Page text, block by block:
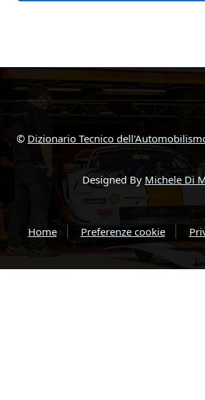
© Dizionario Tecnico
Designed By Michele Di
Home Preferenze cookie